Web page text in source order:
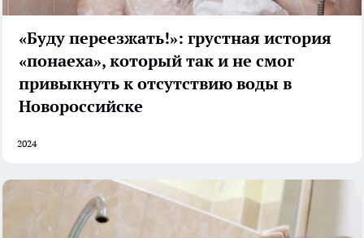
«Буду переезжать!»: грустная история
«понаеха», который так и не смог
привыкнуть к отсутствию воды в
Новороссийске
2024